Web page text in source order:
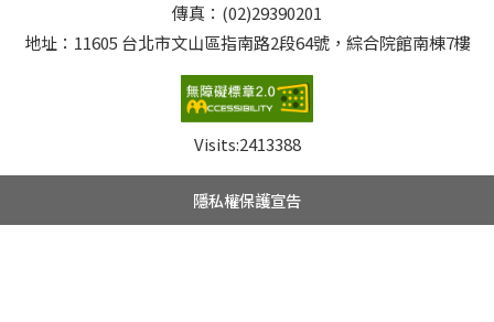
傳真：(02)29390201
地址：11605 台北市文山區指南路2段64號，綜合院館南棟7樓
Visits:2413388
隱私權保護宣告